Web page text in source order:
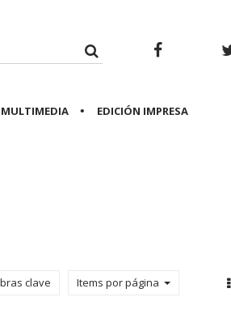
MULTIMEDIA EDICIÓN IMPRESA
clave Items por página Con